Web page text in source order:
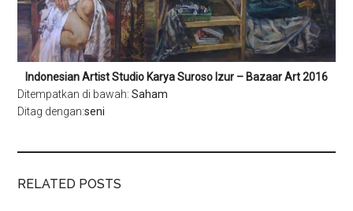
Indonesian Artist Studio Karya Suroso Izur – Bazaar Art 2016
Ditempatkan di bawah:Saham
Ditag dengan:seni
RELATED POSTS